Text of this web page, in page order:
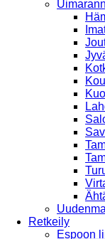
Retkeily
Espoon